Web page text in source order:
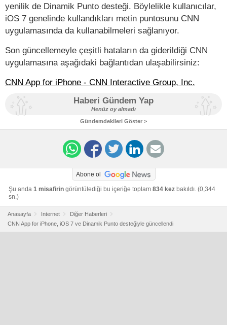
yenilik de Dinamik Punto desteği. Böylelikle kullanıcılar,
iOS 7 genelinde kullandıkları metin puntosunu CNN
uygulamasında da kullanabilmeleri sağlanıyor.
Son güncellemeyle çeşitli hataların da giderildiği CNN
uygulamasına aşağıdaki bağlantıdan ulaşabilirsiniz:
CNN App for iPhone - CNN Interactive Group, Inc.
Haberi Gündem Yap
Henüz oy almadı
Gündemdekileri Göster >
Abone ol
Şu anda 1 misafirin görüntülediği bu içeriğe toplam 834 kez bakıldı. (0,344
sn.)
Anasayfa Internet
Diğer Haberleri
CNN App for iPhone, iOS 7 ve Dinamik Punto desteğiyle güncellendi